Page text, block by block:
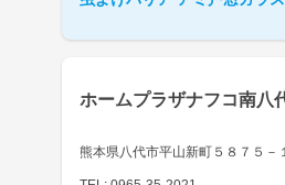
ホームプラザナフコ南八
熊本県八代市平山新町５８７５－１